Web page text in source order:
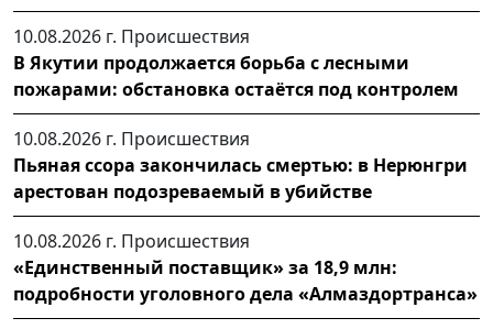
10.08.2026 г. Происшествия
В Якутии продолжается борьба с лесными
пожарами: обстановка остаётся под контролем
10.08.2026 г. Происшествия
Пьяная ссора закончилась смертью: в Нерюнгри
арестован подозреваемый в убийстве
10.08.2026 г. Происшествия
«Единственный поставщик» за 18,9 млн:
подробности уголовного дела «Алмаздортранса»